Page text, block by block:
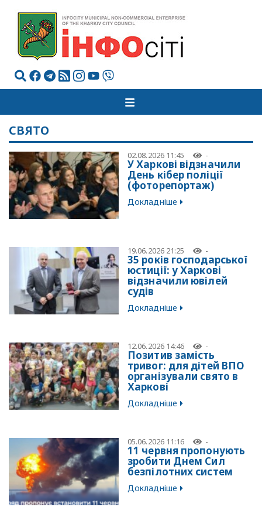
СВЯТО
02.08.2026 11:45 -
У Харкові відзначили
День кібер поліції
(фоторепортаж)
Докладніше
19.06.2026 21:25 -
35 років господарської
юстиції: у Харкові
відзначили ювілей
судів
Докладніше
12.06.2026 14:46 -
Позитив замість
тривог: для дітей ВПО
організували свято в
Харкові
Докладніше
05.06.2026 11:16 -
11 червня пропонують
зробити Днем Сил
безпілотних систем
Докладніше